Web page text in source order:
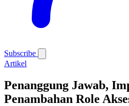
Subscribe
Artikel
Penanggung Jawab,
Penambahan Role